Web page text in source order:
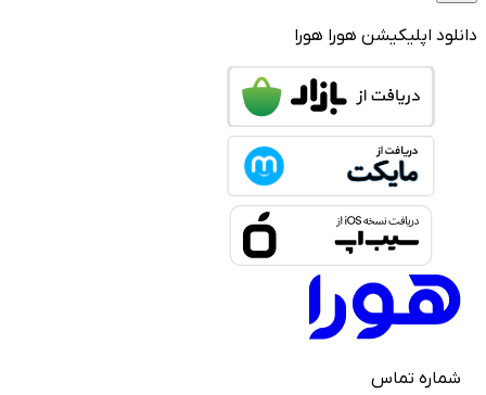
اپلیکیشن هوراهورا
تماس